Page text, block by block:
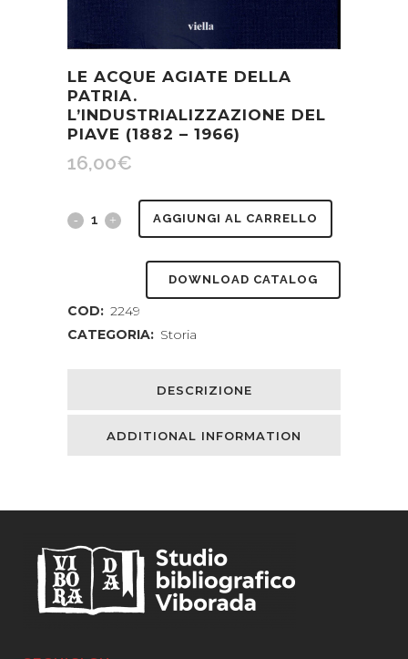
LE ACQUE AGIATE DELLA
PATRIA.
L’INDUSTRIALIZZAZIONE DEL
PIAVE (1882 – 1966)
16,00€
Le
della
L'industrializzazione
1966)
quantity
AGGIUNGI AL CARRELLO
DOWNLOAD CATALOG
COD: 2249
CATEGORIA: Storia
DESCRIZIONE
ADDITIONAL INFORMATION